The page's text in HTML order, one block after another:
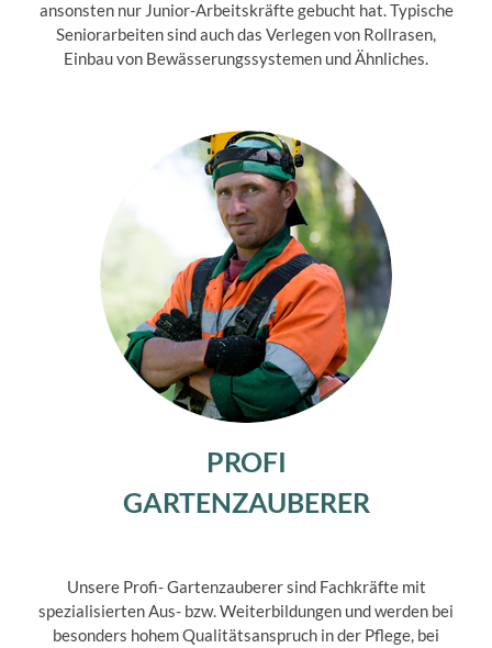
ansonsten nur Junior-Arbeitskräfte gebucht hat. Typische
Seniorarbeiten sind auch das Verlegen von Rollrasen,
Einbau von Bewässerungssystemen und Ähnliches.
PROFI
GARTENZAUBERER
Unsere Profi- Gartenzauberer sind Fachkräfte mit
spezialisierten Aus- bzw. Weiterbildungen und werden bei
besonders hohem Qualitätsanspruch in der Pflege, bei